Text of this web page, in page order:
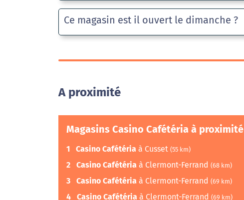
Ce magasin est il ouvert le dimanche ?
A proximité
Magasins Casino Cafétéria à proximité
1 Casino Cafétéria à Cusset (55 km)
2 Casino Cafétéria à Clermont-Ferrand (68 km)
3 Casino Cafétéria à Clermont-Ferrand (69 km)
4 Casino Cafétéria à Clermont-Ferrand (69 km)